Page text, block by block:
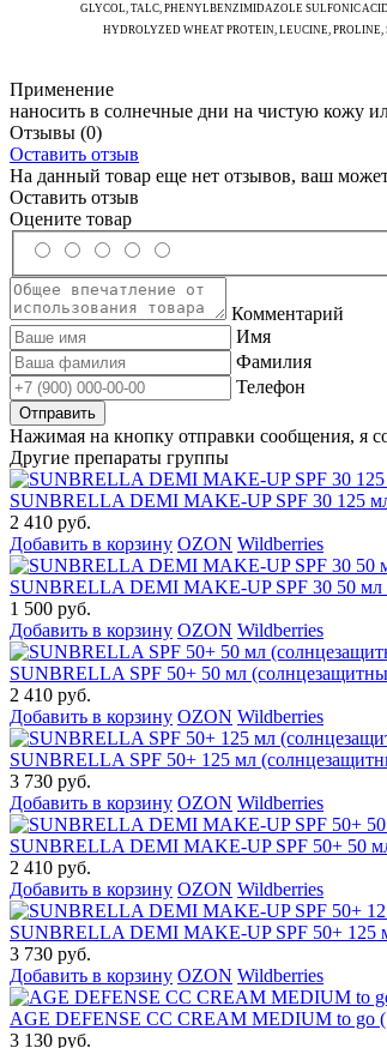
GLYCOL, TALC, PHENYLBENZIMIDAZOLE SULFONIC
HYDROLYZED WHEAT PROTEIN, LEUCINE,
Применение
наносить в солнечные дни на чистую кожу
Отзывы (0)
Оставить отзыв
На данный товар еще нет отзывов, ваш
Оставить отзыв
Оцените товар
Комментарий
Имя
Фамилия
Телефон
Нажимая на кнопку отправки сообщения, я
Другие препараты группы
SUNBRELLA DEMI MAKE-UP SPF 30 125
2 410 руб.
Добавить в корзину OZON Wildberries
SUNBRELLA DEMI MAKE-UP SPF 30 50 мл
1 500 руб.
Добавить в корзину OZON Wildberries
SUNBRELLA SPF 50+ 50 мл
2 410 руб.
Добавить в корзину OZON Wildberries
SUNBRELLA SPF 50+ 125 мл
3 730 руб.
Добавить в корзину OZON Wildberries
SUNBRELLA DEMI MAKE-UP SPF 50+ 50
2 410 руб.
Добавить в корзину OZON Wildberries
SUNBRELLA DEMI MAKE-UP SPF 50+ 125
3 730 руб.
Добавить в корзину OZON Wildberries
AGE DEFENSE CC CREAM MEDIUM to go
3 130 руб.